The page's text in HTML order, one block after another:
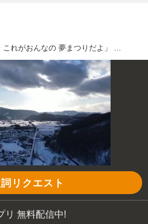
れがおんなの 夢まつりだよ」 ...
リクエスト
リ 無料配信中!